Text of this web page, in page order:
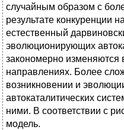
случайным образом с
результате конкуренции
естественный
эволюционирующих
закономерно изменяются
направлениях. Более
возникновении и
автокаталитических
ними. В соответствии с
модель.